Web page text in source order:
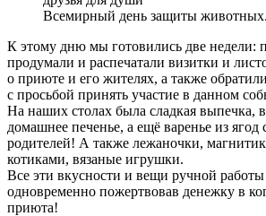
Всемирный день защиты животных.
К этому дню мы готовились две недели:
продумали и распечатали визитки и
о приюте и его жителях, а также
с просьбой принять участие в данном
На наших столах была сладкая выпечка,
домашнее печенье, а ещё варенье из ягод
родителей! А также лежаночки,
котиками, вязаные игрушки.
Все эти вкусности и вещи ручной
одновременно пожертвовав денежку в
приюта!